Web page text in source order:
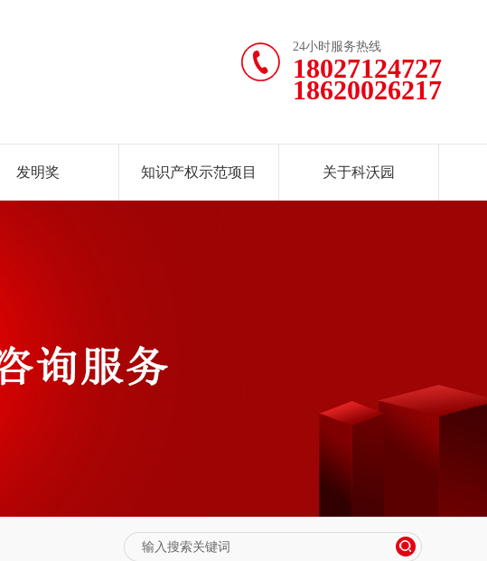
24小时服务热线
18027124727
18620026217
发明奖 知识产权示范项目 关于科沃园